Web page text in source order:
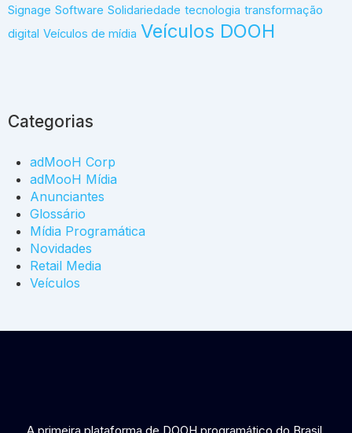
Signage Software Solidariedade tecnologia transformação
digital Veículos de mídia Veículos DOOH
Categorias
adMooH Corp
adMooH Mídia
Anunciantes
Glossário
Mídia Programática
Novidades
Retail Media
Veículos